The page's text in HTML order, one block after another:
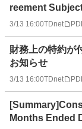
reement
3/13 16:00TDnet
財務上の特約が
お知らせ
3/13 16:00TDnet
Months Ended